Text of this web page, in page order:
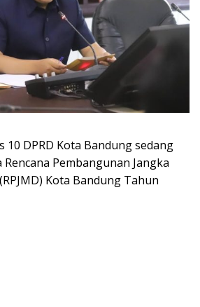
10 DPRD Kota Bandung sedang
Pembangunan Jangka
Kota Bandung Tahun